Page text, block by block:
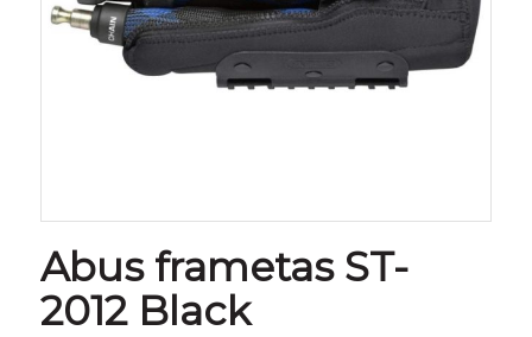
Abus frametas ST-
2012 Black